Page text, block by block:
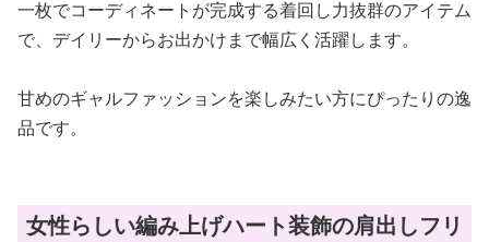
一枚でコーディネートが完成する着回し力抜群のアイテム
で、デイリーからお出かけまで幅広く活躍します。
甘めのギャルファッションを楽しみたい方にぴったりの逸
品です。
女性らしい編み上げハート装飾の肩出しフリ